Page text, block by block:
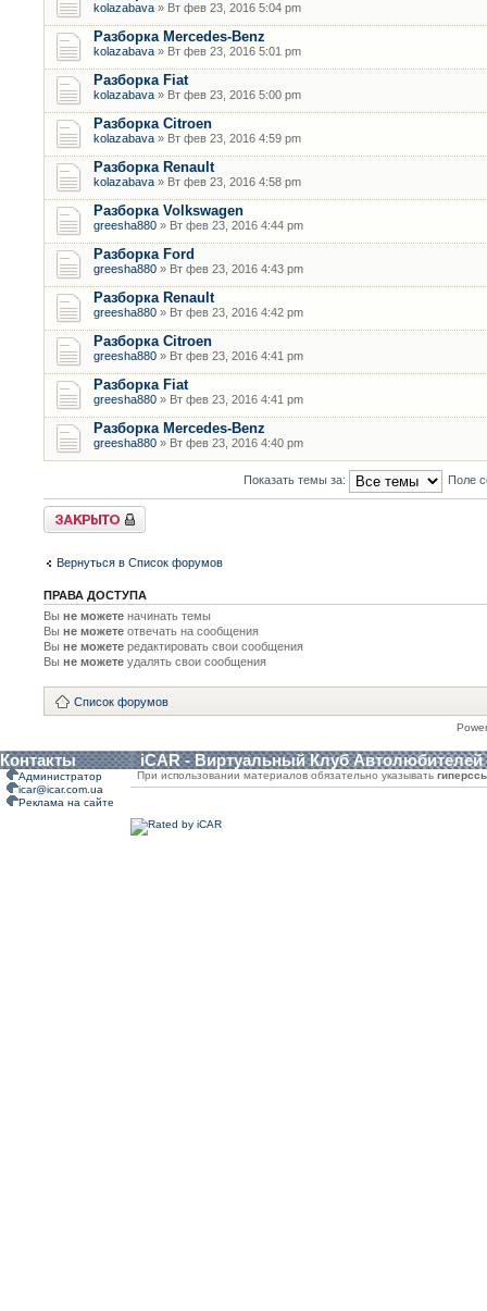
kolazabava » Вт фев 23, 2016 5:04 pm
Разборка Mercedes-Benz
kolazabava » Вт фев 23, 2016 5:01 pm
Разборка Fiat
kolazabava » Вт фев 23, 2016 5:00 pm
Разборка Citroen
kolazabava » Вт фев 23, 2016 4:59 pm
Разборка Renault
kolazabava » Вт фев 23, 2016 4:58 pm
Разборка Volkswagen
greesha880 » Вт фев 23, 2016 4:44 pm
Разборка Ford
greesha880 » Вт фев 23, 2016 4:43 pm
Разборка Renault
greesha880 » Вт фев 23, 2016 4:42 pm
Разборка Citroen
greesha880 » Вт фев 23, 2016 4:41 pm
Разборка Fiat
greesha880 » Вт фев 23, 2016 4:41 pm
Разборка Mercedes-Benz
greesha880 » Вт фев 23, 2016 4:40 pm
Показать темы за: Поле
Форум закрыт
Вернуться в Список форумов
ПРАВА ДОСТУПА
Вы не можете начинать темы
Вы не можете отвечать на сообщения
Вы не можете редактировать свои сообщения
Вы не можете удалять свои сообщения
Список форумов
Контакты iCAR - Виртуальный Клуб Автолюбителей
Администратор
icar@icar.com.ua
Реклама на сайте
При использовании материалов обязательно указывать